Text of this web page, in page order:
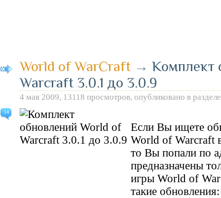
14
World of WarCraft → Комплект
Warcraft 3.0.1 до 3.0.9
4 мая 2009, 13118 просмотров, опубликовано в
Если Вы ищете
World of Warcraft
то Вы попали по
предназначены
игры World of
такие обновления: